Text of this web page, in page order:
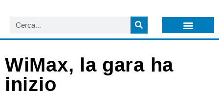
WiMax, la gara ha
inizio